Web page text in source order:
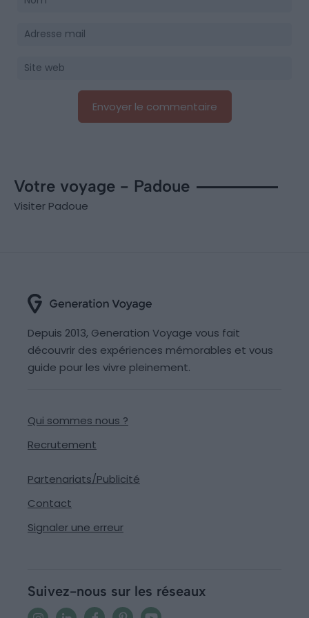
Votre voyage - Padoue
Visiter Padoue
Depuis 2013, Generation Voyage vous fait
découvrir des expériences mémorables et vous
guide pour les vivre pleinement.
Qui sommes nous ?
Recrutement
Partenariats/Publicité
Contact
Signaler une erreur
Suivez-nous sur les réseaux